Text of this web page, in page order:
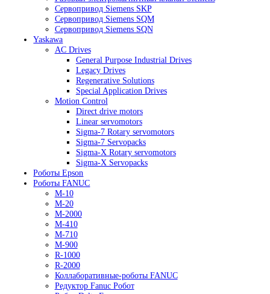
Renishaw Системы измерений
SIEMENS
Simatic HMI
Газовый электромагнитный клапан Siemens
Сервопривод Siemens SKP
Сервопривод Siemens SQM
Сервопривод Siemens SQN
Yaskawa
AC Drives
General Purpose Industrial Drives
Legacy Drives
Regenerative Solutions
Special Application Drives
Motion Control
Direct drive motors
Роботы Epson
Роботы FANUC
M-10
M-20